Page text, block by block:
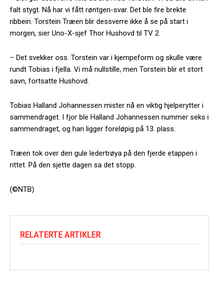
falt stygt. Nå har vi fått røntgen-svar. Det ble fire brekte
ribbein. Torstein Træen blir dessverre ikke å se på start i
morgen, sier Uno-X-sjef Thor Hushovd til TV 2.
– Det svekker oss. Torstein var i kjempeform og skulle være
rundt Tobias i fjella. Vi må nullstille, men Torstein blir et stort
savn, fortsatte Hushovd.
Tobias Halland Johannessen mister nå en viktig hjelperytter i
sammendraget. I fjor ble Halland Johannessen nummer seks i
sammendraget, og han ligger foreløpig på 13. plass.
Træen tok over den gule ledertrøya på den fjerde etappen i
rittet. På den sjette dagen sa det stopp.
(©NTB)
RELATERTE ARTIKLER